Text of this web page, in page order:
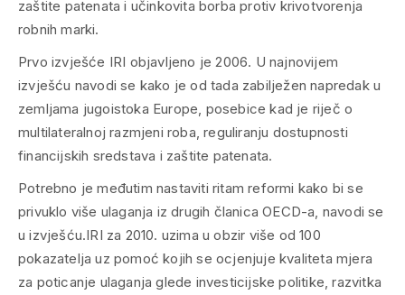
zaštite patenata i učinkovita borba protiv krivotvorenja
robnih marki.
Prvo izvješće IRI objavljeno je 2006. U najnovijem
izvješću navodi se kako je od tada zabilježen napredak u
zemljama jugoistoka Europe, posebice kad je riječ o
multilateralnoj razmjeni roba, reguliranju dostupnosti
financijskih sredstava i zaštite patenata.
Potrebno je međutim nastaviti ritam reformi kako bi se
privuklo više ulaganja iz drugih članica OECD-a, navodi se
u izvješću.IRI za 2010. uzima u obzir više od 100
pokazatelja uz pomoć kojih se ocjenjuje kvaliteta mjera
za poticanje ulaganja glede investicijske politike, razvitka